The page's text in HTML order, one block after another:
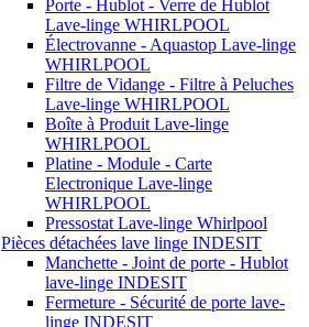
Porte - Hublot - Verre de Hublot
Lave-linge WHIRLPOOL
Électrovanne - Aquastop Lave-linge
WHIRLPOOL
Filtre de Vidange - Filtre à Peluches
Lave-linge WHIRLPOOL
Boîte à Produit Lave-linge
WHIRLPOOL
Platine - Module - Carte
Electronique Lave-linge
WHIRLPOOL
Pressostat Lave-linge Whirlpool
Pièces détachées lave linge INDESIT
Manchette - Joint de porte - Hublot
lave-linge INDESIT
Fermeture - Sécurité de porte lave-
linge INDESIT